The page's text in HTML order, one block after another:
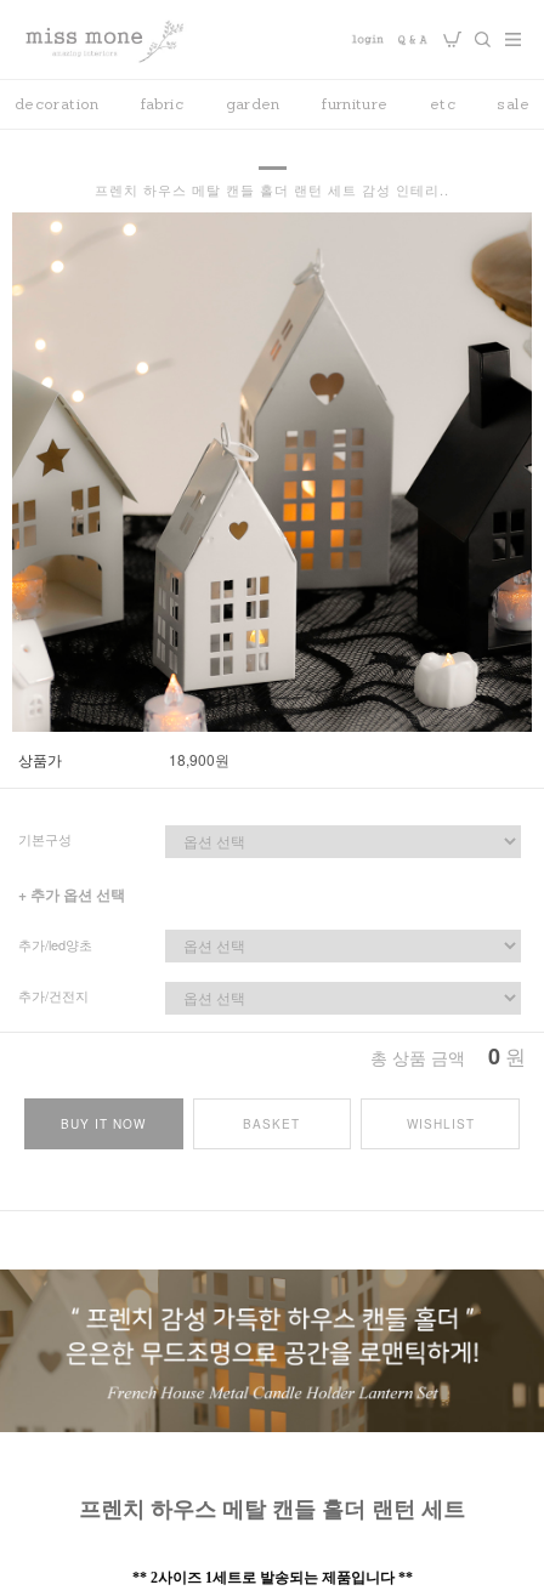
decoration fabric garden furniture etc sale
프렌치 하우스 메탈 캔들 홀더 랜턴 세트 감성 인테리..
상품가 18,900원
기본구성
+ 추가 옵션 선택
추가/led양초
추가/건전지
총 상품 금액 0 원
BUY IT NOW BASKET WISHLIST
프렌치 하우스 메탈 캔들 홀더 랜턴 세트
** 2사이즈 1세트로 발송되는 제품입니다 **